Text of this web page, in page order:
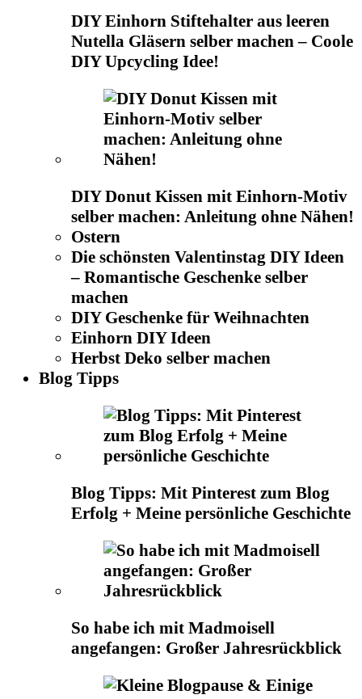
DIY Einhorn Stiftehalter aus leeren
Nutella Gläsern selber machen – Coole
DIY Upcycling Idee!
DIY Donut Kissen mit Einhorn-Motiv
selber machen: Anleitung ohne Nähen!
Ostern
Die schönsten Valentinstag DIY Ideen
– Romantische Geschenke selber
machen
DIY Geschenke für Weihnachten
Einhorn DIY Ideen
Herbst Deko selber machen
Blog Tipps
Blog Tipps: Mit Pinterest zum Blog
Erfolg + Meine persönliche Geschichte
So habe ich mit Madmoisell
angefangen: Großer Jahresrückblick